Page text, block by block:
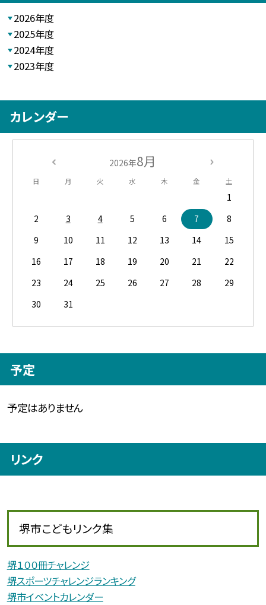
2026年度
2025年度
2024年度
2023年度
カレンダー
2026年8月
日 月 火 水 木 金 土
1
2
3 4 5 6 7
8
9
10 11 12 13 14
15
16
17 18 19 20 21
22
23
24 25 26 27 28
29
30
31
予定
予定はありません
リンク
堺市こどもリンク集
堺１００冊チャレンジ
堺スポーツチャレンジランキング
堺市イベントカレンダー